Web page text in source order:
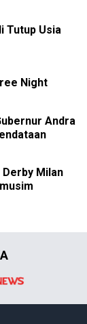
Tutup Usia
Night
Andra
Milan